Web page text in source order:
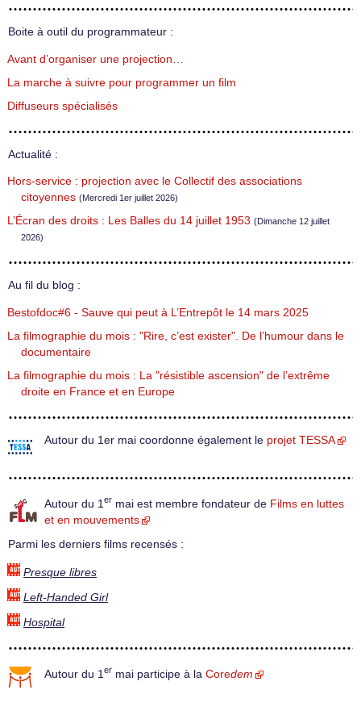
Boite à outil du programmateur :
Avant d’organiser une projection…
La marche à suivre pour programmer un film
Diffuseurs spécialisés
Actualité :
Hors-service : projection avec le Collectif des associations
citoyennes (Mercredi 1er juillet 2026)
L’Écran des droits : Les Balles du 14 juillet 1953 (Dimanche 12 juillet
2026)
Au fil du blog :
Bestofdoc#6 - Sauve qui peut à L’Entrepôt le 14 mars 2025
La filmographie du mois : "Rire, c’est exister". De l’humour dans le
documentaire
La filmographie du mois : La "résistible ascension" de l’extrême
droite en France et en Europe
Autour du 1er mai coordonne également le projet TESSA
Autour du 1 er mai est membre fondateur de Films en luttes
et en mouvements
Parmi les derniers films recensés :
Presque libres
Left-Handed Girl
Hospital
Autour du 1 er mai participe à la Coredem